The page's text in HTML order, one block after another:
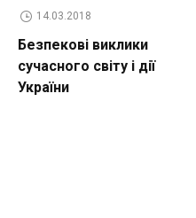
14.03.2018
Безпекові виклики
сучасного світу і дії
України